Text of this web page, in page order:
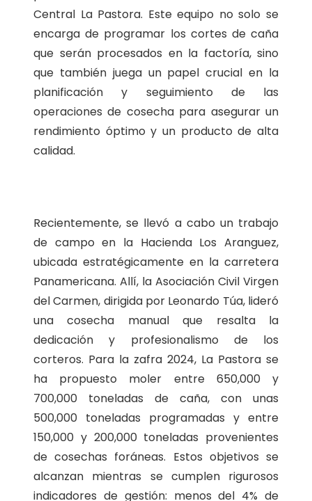
Central La Pastora. Este equipo no solo se
encarga de programar los cortes de caña
que serán procesados en la factoría, sino
que también juega un papel crucial en la
planificación y seguimiento de las
operaciones de cosecha para asegurar un
rendimiento óptimo y un producto de alta
calidad.
Recientemente, se llevó a cabo un trabajo
de campo en la Hacienda Los Aranguez,
ubicada estratégicamente en la carretera
Panamericana. Allí, la Asociación Civil Virgen
del Carmen, dirigida por Leonardo Túa, lideró
una cosecha manual que resalta la
dedicación y profesionalismo de los
corteros. Para la zafra 2024, La Pastora se
ha propuesto moler entre 650,000 y
700,000 toneladas de caña, con unas
500,000 toneladas programadas y entre
150,000 y 200,000 toneladas provenientes
de cosechas foráneas. Estos objetivos se
alcanzan mientras se cumplen rigurosos
indicadores de gestión: menos del 4% de